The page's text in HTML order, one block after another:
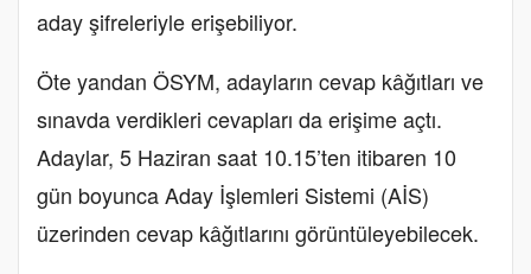
aday şifreleriyle erişebiliyor.
Öte yandan ÖSYM, adayların cevap kâğıtları ve
sınavda verdikleri cevapları da erişime açtı.
Adaylar, 5 Haziran saat 10.15’ten itibaren 10
gün boyunca Aday İşlemleri Sistemi (AİS)
üzerinden cevap kâğıtlarını görüntüleyebilecek.